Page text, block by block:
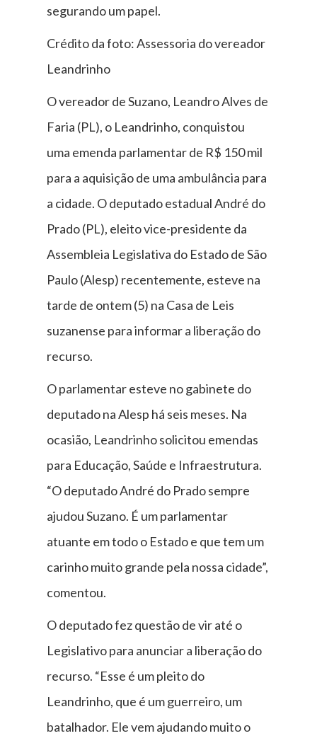
segurando um papel.
Crédito da foto: Assessoria do vereador
Leandrinho
O vereador de Suzano, Leandro Alves de
Faria (PL), o Leandrinho, conquistou
uma emenda parlamentar de R$ 150 mil
para a aquisição de uma ambulância para
a cidade. O deputado estadual André do
Prado (PL), eleito vice-presidente da
Assembleia Legislativa do Estado de São
Paulo (Alesp) recentemente, esteve na
tarde de ontem (5) na Casa de Leis
suzanense para informar a liberação do
recurso.
O parlamentar esteve no gabinete do
deputado na Alesp há seis meses. Na
ocasião, Leandrinho solicitou emendas
para Educação, Saúde e Infraestrutura.
“O deputado André do Prado sempre
ajudou Suzano. É um parlamentar
atuante em todo o Estado e que tem um
carinho muito grande pela nossa cidade”,
comentou.
O deputado fez questão de vir até o
Legislativo para anunciar a liberação do
recurso. “Esse é um pleito do
Leandrinho, que é um guerreiro, um
batalhador. Ele vem ajudando muito o